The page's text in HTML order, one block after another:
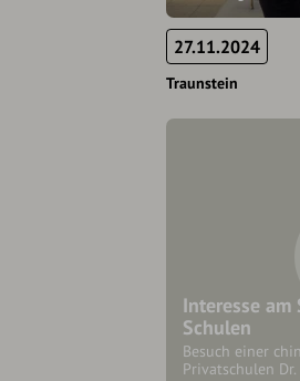
27.11.2024
Traunstein
Interesse
Schulen
Besuch einer
Privatschulen